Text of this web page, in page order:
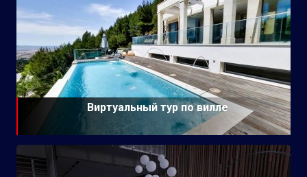
Виртуальный тур по вилле